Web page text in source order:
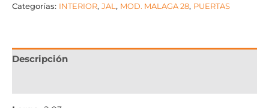
Categorías: INTERIOR, JAL , MOD. MALAGA 28, PUERTAS
Descripción